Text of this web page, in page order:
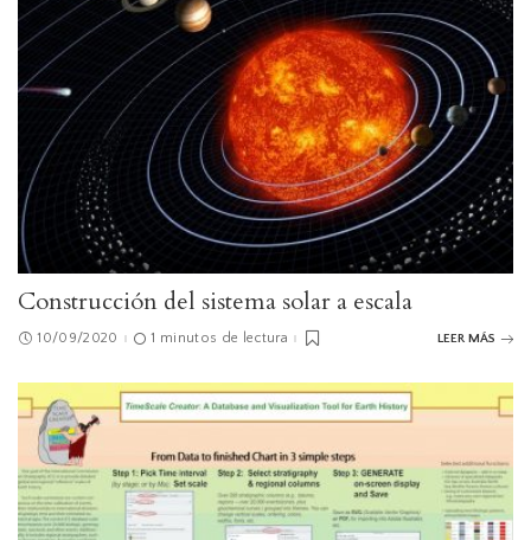
Construcción del sistema solar a escala
10/09/2020 1 minutos de lectura LEER MÁS